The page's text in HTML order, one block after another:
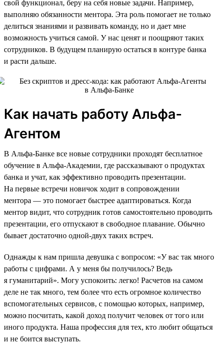
свой функционал, беру на себя новые задачи. Например,
выполняю обязанности ментора. Эта роль помогает не только
делиться знаниями и развивать команду, но и дает мне
возможность учиться самой. У нас ценят и поощряют таких
сотрудников. В будущем планирую остаться в контуре банка
и расти дальше.
Как начать работу Альфа-
Агентом
В Альфа-Банке все новые сотрудники проходят бесплатное
обучение в Альфа-Академии, где рассказывают о продуктах
банка и учат, как эффективно проводить презентации.
На первые встречи новичок ходит в сопровождении
ментора — это помогает быстрее адаптироваться. Когда
ментор видит, что сотрудник готов самостоятельно проводить
презентации, его отпускают в свободное плавание. Обычно
бывает достаточно одной-двух таких встреч.
Однажды к нам пришла девушка с вопросом: «У вас так много
работы с цифрами. А у меня бы получилось? Ведь
я гуманитарий». Могу успокоить: легко! Расчетов на самом
деле не так много, тем более что есть огромное количество
вспомогательных сервисов, с помощью которых, например,
можно посчитать, какой доход получит человек от того или
иного продукта. Наша профессия для тех, кто любит общаться
и не боится выступать.